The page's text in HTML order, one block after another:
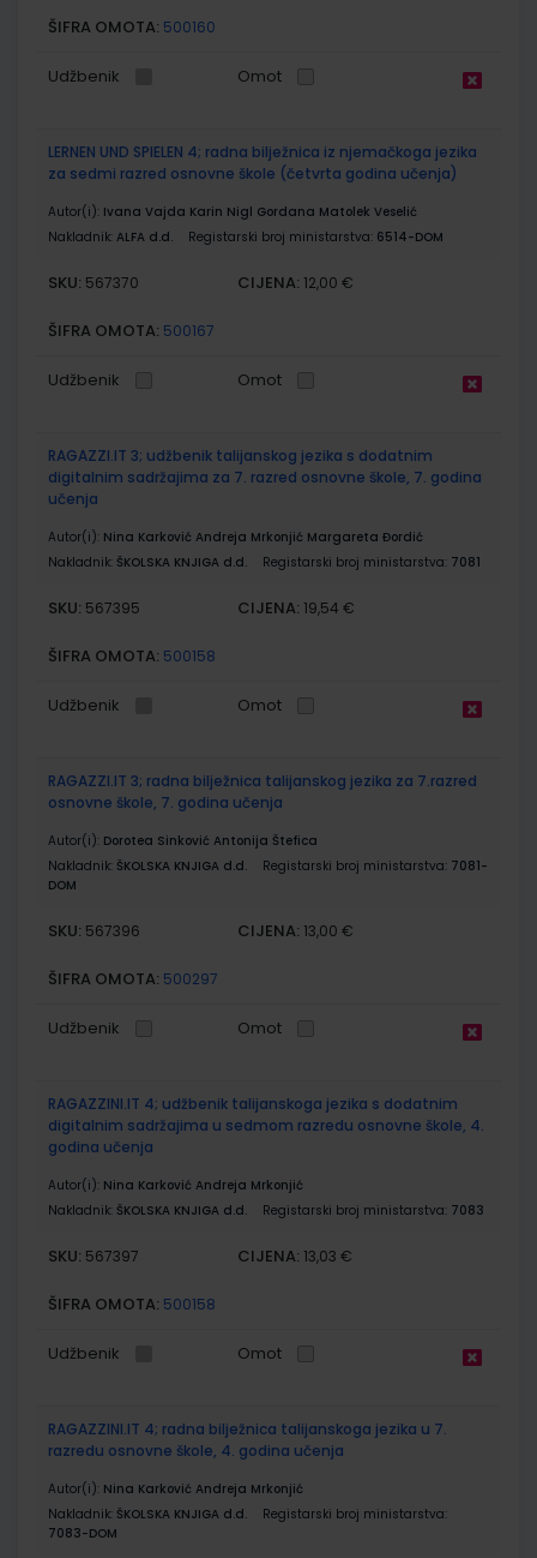
ŠIFRA OMOTA: 500160
Udžbenik Omot
LERNEN UND SPIELEN 4; radna bilježnica iz njemačkoga jezika
za sedmi razred osnovne škole (četvrta godina učenja)
Autor(i): Ivana Vajda Karin Nigl Gordana Matolek Veselić
Nakladnik: ALFA d.d. Registarski broj ministarstva: 6514-DOM
SKU: 567370 CIJENA: 12,00 €
ŠIFRA OMOTA: 500167
Udžbenik Omot
RAGAZZI.IT 3; udžbenik talijanskog jezika s dodatnim
digitalnim sadržajima za 7. razred osnovne škole, 7. godina
učenja
Autor(i): Nina Karković Andreja Mrkonjić Margareta Đordić
Nakladnik: ŠKOLSKA KNJIGA d.d. Registarski broj ministarstva: 7081
SKU: 567395 CIJENA: 19,54 €
ŠIFRA OMOTA: 500158
Udžbenik Omot
RAGAZZI.IT 3; radna bilježnica talijanskog jezika za 7.razred
osnovne škole, 7. godina učenja
Autor(i): Dorotea Sinković Antonija Štefica
Nakladnik: ŠKOLSKA KNJIGA d.d. Registarski broj ministarstva: 7081-
DOM
SKU: 567396 CIJENA: 13,00 €
ŠIFRA OMOTA: 500297
Udžbenik Omot
RAGAZZINI.IT 4; udžbenik talijanskoga jezika s dodatnim
digitalnim sadržajima u sedmom razredu osnovne škole, 4.
godina učenja
Autor(i): Nina Karković Andreja Mrkonjić
Nakladnik: ŠKOLSKA KNJIGA d.d. Registarski broj ministarstva: 7083
SKU: 567397 CIJENA: 13,03 €
ŠIFRA OMOTA: 500158
Udžbenik Omot
RAGAZZINI.IT 4; radna bilježnica talijanskoga jezika u 7.
razredu osnovne škole, 4. godina učenja
Autor(i): Nina Karković Andreja Mrkonjić
Nakladnik: ŠKOLSKA KNJIGA d.d.
Registarski broj ministarstva:
7083-DOM